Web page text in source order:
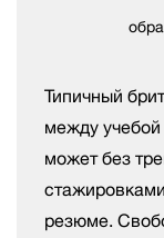
Типичный
между
может без
резюме.